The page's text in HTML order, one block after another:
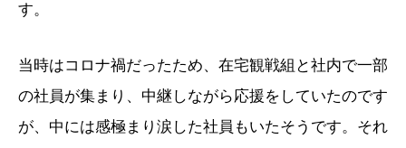
す。
当時はコロナ禍だったため、在宅観戦組と社内で一部
の社員が集まり、中継しながら応援をしていたのです
が、中には感極まり涙した社員もいたそうです。それ